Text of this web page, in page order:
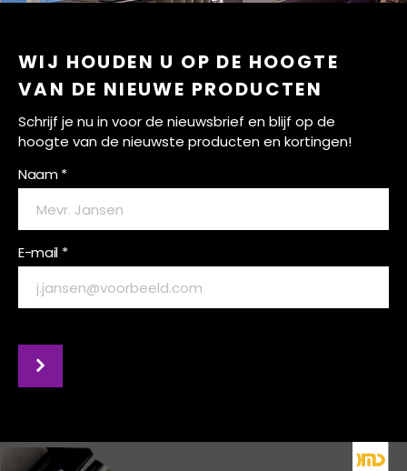
WIJ HOUDEN U OP DE HOOGTE
VAN DE NIEUWE PRODUCTEN
Schrijf je nu in voor de nieuwsbrief en blijf op de
hoogte van de nieuwste producten en kortingen!
Naam *
E-mail *